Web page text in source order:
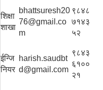
शिक्षा
शाखा
bhattsuresh20
76@gmail.co
m
९८४८
७१४३
५२
ईन्जि
नियर
harish.saudbt
d@gmail.com
९८४३
६१००
२१